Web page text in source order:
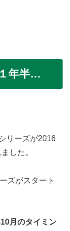
年半…
リーズが2016
した。
ズがスタート
月のタイミン